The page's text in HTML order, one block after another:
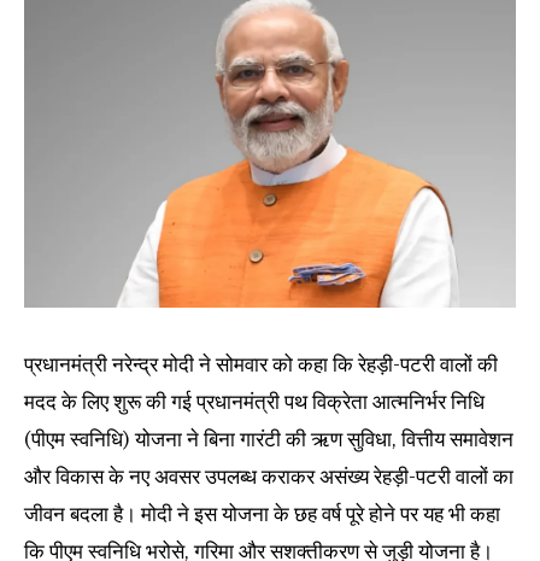
प्रधानमंत्री नरेन्द्र मोदी ने सोमवार को कहा कि रेहड़ी-पटरी वालों की
मदद के लिए शुरू की गई प्रधानमंत्री पथ विक्रेता आत्मनिर्भर निधि
(पीएम स्वनिधि) योजना ने बिना गारंटी की ऋण सुविधा, वित्तीय समावेशन
और विकास के नए अवसर उपलब्ध कराकर असंख्य रेहड़ी-पटरी वालों का
जीवन बदला है। मोदी ने इस योजना के छह वर्ष पूरे होने पर यह भी कहा
कि पीएम स्वनिधि भरोसे, गरिमा और सशक्तीकरण से जुड़ी योजना है।